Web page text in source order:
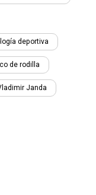
deportiva
de rodilla
Janda